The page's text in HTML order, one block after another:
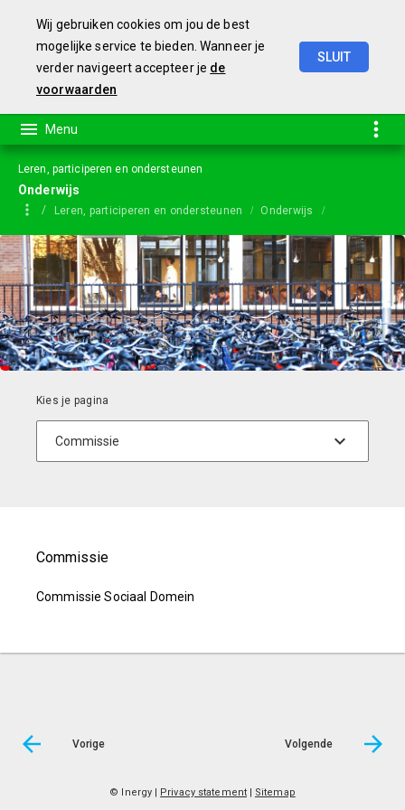
Wij gebruiken cookies om jou de best
mogelijke service te bieden. Wanneer je
verder navigeert accepteer je de
voorwaarden
SLUIT
Leren, participeren en ondersteunen
Onderwijs
Leren, participeren en ondersteunen
Onderwijs
Commissie
Commissie
Commissie Sociaal Domein
Vorige Volgende
© Inergy Privacy statement| Sitemap